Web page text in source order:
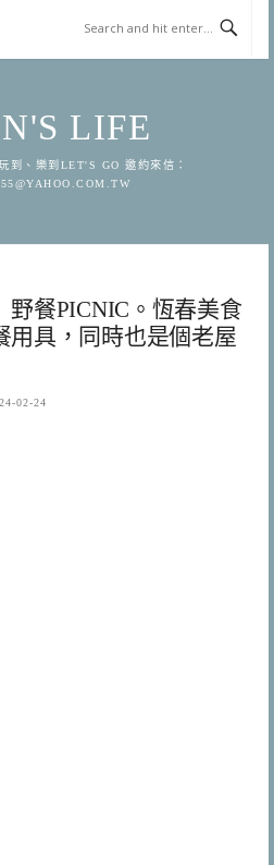
LIFE
到、樂到LET'S GO 邀約來信：
野餐PICNIC。恆春美食
用具，同時也是個老屋
02-24